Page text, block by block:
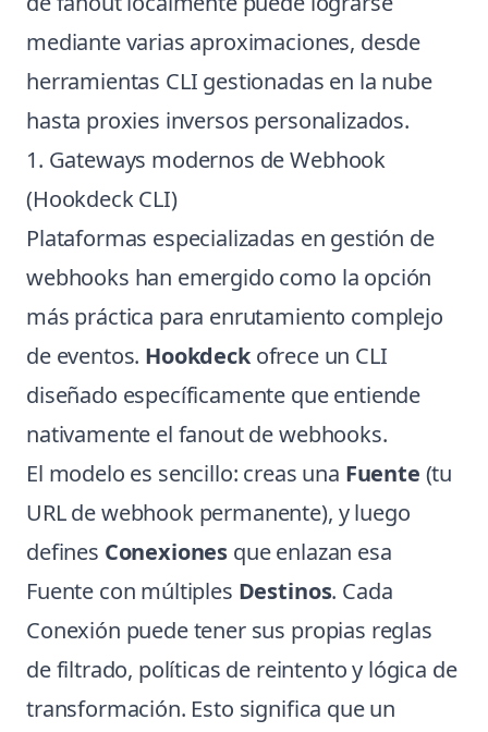
mediante varias aproximaciones, desde
herramientas CLI gestionadas en la nube
hasta proxies inversos personalizados.
1. Gateways modernos de Webhook
(Hookdeck CLI)
Plataformas especializadas en gestión de
webhooks han emergido como la opción
más práctica para enrutamiento complejo
de eventos. Hookdeckofrece un CLI
diseñado específicamente que entiende
nativamente el fanout de webhooks.
El modelo es sencillo: creas una Fuente (tu
URL de webhook permanente), y luego
defines Conexiones que enlazan esa
Fuente con múltiples Destinos. Cada
Conexión puede tener sus propias reglas
de filtrado, políticas de reintento y lógica de
transformación. Esto significa que un